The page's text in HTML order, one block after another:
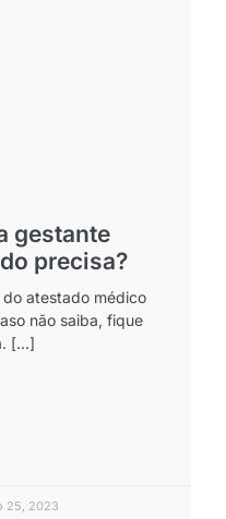
gestante
precisa?
atestado médico
não saiba, fique
[...]
25, 2023